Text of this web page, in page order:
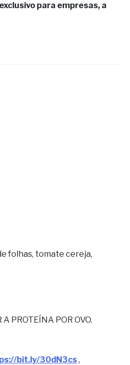
para empresas, a
folhas, tomate cereja,
PROTEÍNA POR OVO.
bit.ly/30dN3cs,